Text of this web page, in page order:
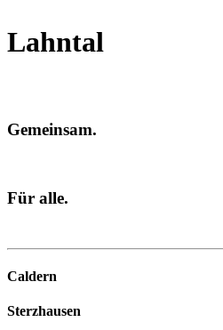
Lahntal
Gemeinsam.
Für alle.
Caldern
Sterzhausen